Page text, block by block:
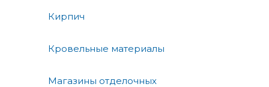
Кирпич
Кровельные материалы
Магазины отделочных